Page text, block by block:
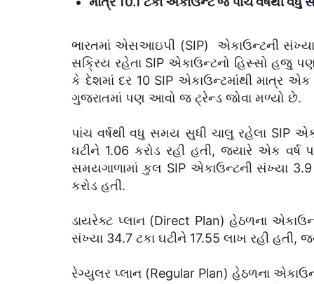
ભારતમાં એસઆઇપી (SIP) એકાઉન્ટની સંખ્યા
સક્રિય રહેતા SIP એકાઉન્ટનો હિસ્સો હજુ
કે દેશમાં દર 10 SIP એકાઉન્ટમાંથી માત્ર
ગુજરાતમાં પણ આવો જ ટ્રેન્ડ જોવા મળ્યો છે.
પાંચ વર્ષથી વધુ સમય સુધી ચાલુ રહેલા SIP
ઘટીને 1.06 કરોડ રહી હતી, જ્યારે એક
સમયગાળામાં કુલ SIP એકાઉન્ટની સંખ્યા
કરોડ હતી.
ડાયરેક્ટ પ્લાન (Direct Plan) હેઠળના
સંખ્યા 34.7 ટકા ઘટીને 17.55 લાખ રહી
રેગ્યુલર પ્લાન (Regular Plan) હેઠળના